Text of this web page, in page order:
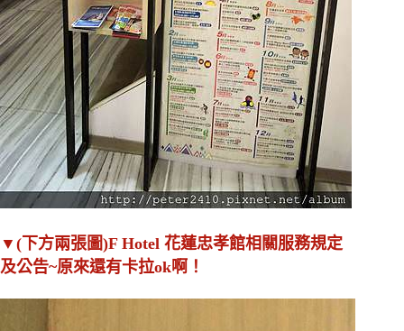
▼(下方兩張圖)F Hotel 花蓮忠孝館相關服務規定
及公告~原來還有卡拉ok啊！